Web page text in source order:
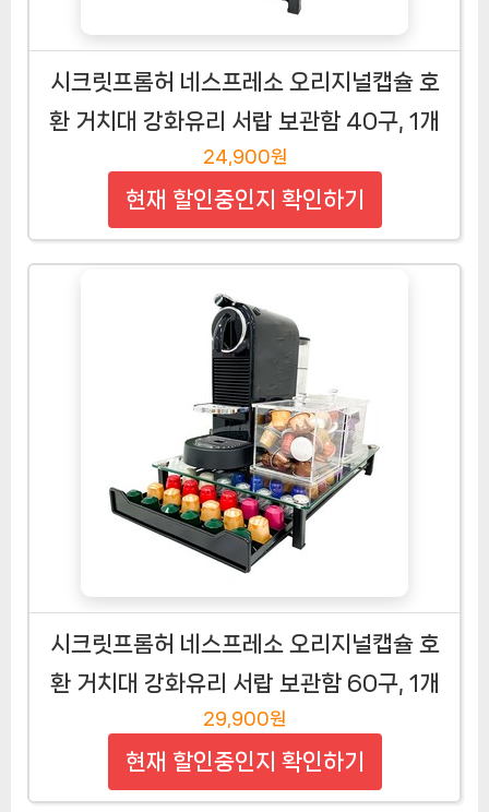
시크릿프롬허 네스프레소 오리지널캡슐 호
환 거치대 강화유리 서랍 보관함 40구, 1개
24,900원
현재 할인중인지 확인하기
시크릿프롬허 네스프레소 오리지널캡슐 호
환 거치대 강화유리 서랍 보관함 60구, 1개
29,900원
현재 할인중인지 확인하기